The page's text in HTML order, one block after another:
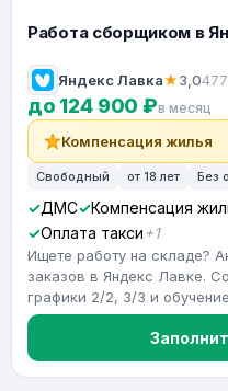
Работа сборщиком в
Яндекс Лавка★3,0
до 124 900 ₽в месяц
Компенсация жилья
Свободный от 18 лет Без
ДМС Компенсация
Оплата такси +1
Ищете работу на складе?
заказов в Яндекс Лавке.
графики 2/2, 3/3 и